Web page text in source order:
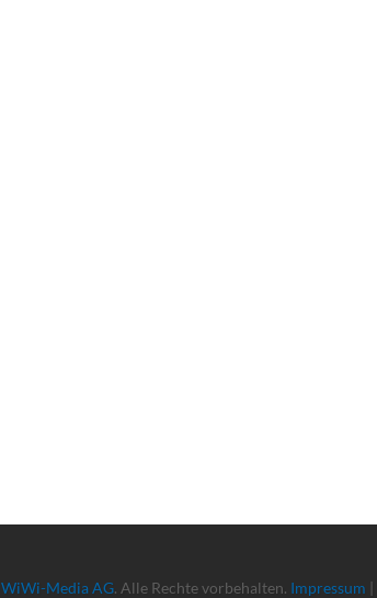
WiWi-Media AG. Alle Rechte vorbehalten. Impressum |